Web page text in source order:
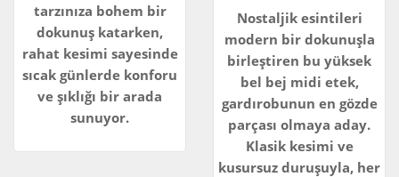
tarzınıza bohem bir
dokunuş katarken,
rahat kesimi sayesinde
sıcak günlerde konforu
ve şıklığı bir arada
sunuyor.
Nostaljik esintileri
modern bir dokunuşla
birleştiren bu yüksek
bel bej midi etek,
gardırobunun en gözde
parçası olmaya aday.
Klasik kesimi ve
kusursuz duruşuyla, her